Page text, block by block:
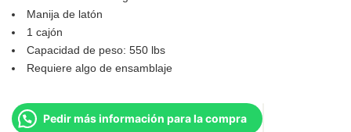
Manija de latón
1 cajón
Capacidad de peso: 550 lbs
Requiere algo de ensamblaje
Pedir más información para la compra